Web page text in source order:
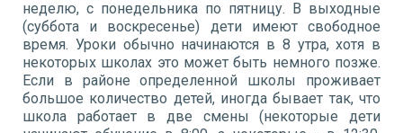
неделю, с понедельника по пятницу. В выходные
(суббота и воскресенье) дети имеют свободное
время. Уроки обычно начинаются в 8 утра, хотя в
некоторых школах это может быть немного позже.
Если в районе определенной школы проживает
большое количество детей, иногда бывает так, что
школа работает в две смены (некоторые дети